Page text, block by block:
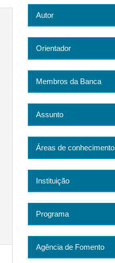
Autor
Orientador
Membros da Banca
Assunto
Áreas de conhecimento
Instituição
Programa
Agência de Fomento